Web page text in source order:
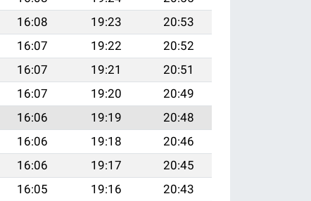
16:08 19:23
20:53
16:07 19:22
20:52
16:07 19:21
20:51
16:07 19:20
20:49
16:06 19:19
20:48
16:06 19:18
20:46
16:06 19:17
20:45
16:05 19:16
20:43